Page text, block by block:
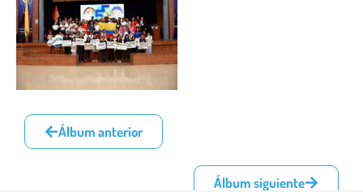
Álbum anterior
Álbum siguiente